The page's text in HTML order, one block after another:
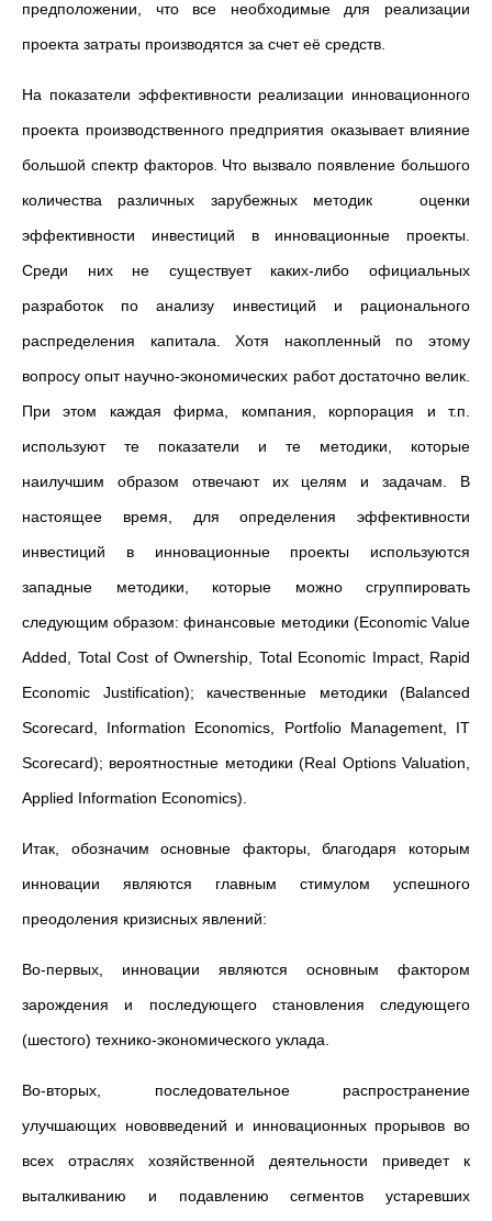
предположении, что все необходимые для реализации
проекта затраты производятся за счет её средств.
На показатели эффективности реализации инновационного
проекта производственного предприятия оказывает влияние
большой спектр факторов. Что вызвало появление большого
количества различных зарубежных методик оценки
эффективности инвестиций в инновационные проекты.
Среди них не существует каких-либо официальных
разработок по анализу инвестиций и рационального
распределения капитала. Хотя накопленный по этому
вопросу опыт научно-экономических работ достаточно велик.
При этом каждая фирма, компания, корпорация и т.п.
используют те показатели и те методики, которые
наилучшим образом отвечают их целям и задачам. В
настоящее время, для определения эффективности
инвестиций в инновационные проекты используются
западные методики, которые можно сгруппировать
следующим образом: финансовые методики (Economic Value
Added, Total Cost of Ownership, Total Economic Impact, Rapid
Economic Justification); качественные методики (Balanced
Scorecard, Information Economics, Portfolio Management, IT
Scorecard); вероятностные методики (Real Options Valuation,
Applied Information Economics).
Итак, обозначим основные факторы, благодаря которым
инновации являются главным стимулом успешного
преодоления кризисных явлений:
Во-первых, инновации являются основным фактором
зарождения и последующего становления следующего
(шестого) технико-экономического уклада.
Во-вторых, последовательное распространение
улучшающих нововведений и инновационных прорывов во
всех отраслях хозяйственной деятельности приведет к
выталкиванию и подавлению сегментов устаревших